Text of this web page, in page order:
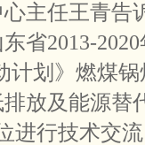
主任王青告
省2013-
计划》燃煤
放及能源替
进行技术交